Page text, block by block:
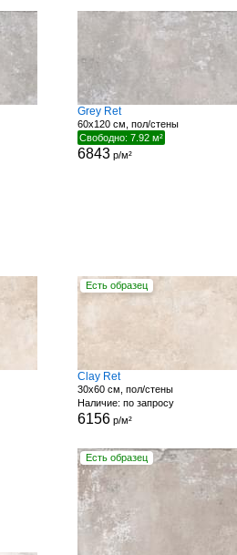
Grey Ret
60x120 см, пол/стены
Свободно: 7.92 м²
6843р/м²
Есть образец
Clay Ret
30x60 см, пол/стены
Наличие: по запросу
6156р/м²
Есть образец